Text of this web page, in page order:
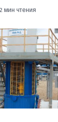
2 мин чтения